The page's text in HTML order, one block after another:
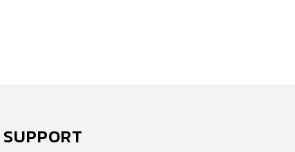
SUPPORT